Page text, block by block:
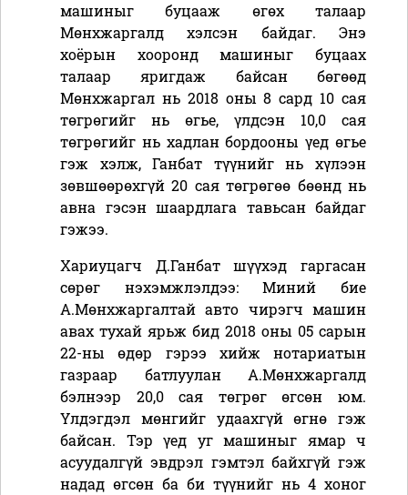
машиныг буцааж өгөх талаар
Мөнхжаргалд хэлсэн байдаг. Энэ
хоёрын хооронд машиныг буцаах
талаар яригдаж байсан бөгөөд
Мөнхжаргал нь 2018 оны 8 сард 10 сая
төгрөгийг нь өгье, үлдсэн 10,0 сая
төгрөгийг нь хадлан бордооны үед өгье
гэж хэлж, Ганбат түүнийг нь хүлээн
зөвшөөрөхгүй 20 сая төгрөгөө бөөнд нь
авна гэсэн шаардлага тавьсан байдаг
гэжээ.
Хариуцагч Д.Ганбатшүүхэд гаргасан
сөрөг нэхэмжлэлдээ:Миний бие
А.Мөнхжаргалтай авто чирэгч машин
авах тухай ярьж бид 2018 оны 05 сарын
22-ны өдөр гэрээ хийж нотариатын
газраар батлуулан А.Мөнхжаргалд
бэлнээр 20,0 сая төгрөг өгсөн юм.
Үлдэгдэл мөнгийг удаахгүй өгнө гэж
байсан. Тэр үед уг машиныг ямар ч
асуудалгүй эвдрэл гэмтэл байхгүй гэж
надад өгсөн ба би түүнийг нь 4 хоног